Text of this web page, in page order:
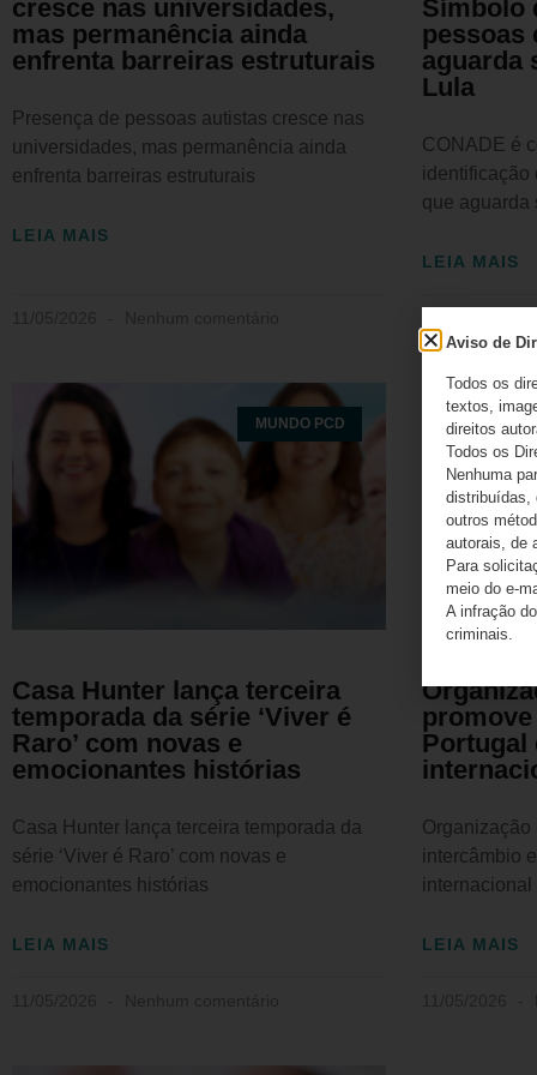
cresce nas universidades,
mas permanência ainda
enfrenta barreiras estruturais
Presença de pessoas autistas cresce nas
universidades, mas permanência ainda
enfrenta barreiras estruturais
LEIA MAIS
Símbolo
pessoas
aguarda
Lula
CONADE é
identificação
que aguarda
LEIA MAIS
MUNDO PCD
Casa Hunter lança terceira
temporada da série ‘Viver é
Raro’ com novas e
emocionantes histórias
Casa Hunter lança terceira temporada da
série ‘Viver é Raro’ com novas e
emocionantes histórias
LEIA MAIS
Portugal
Organização
intercâmbio
LEIA MAIS
Aviso de
Todos os
textos,
direitos
Todos os
Nenhuma
distribuídas,
outros
autorais, de
Para
meio do e-
A infração
criminais.